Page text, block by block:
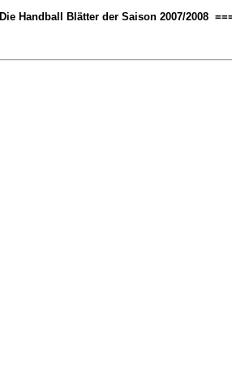
Die Handball Blätter der Saison 2007/2008